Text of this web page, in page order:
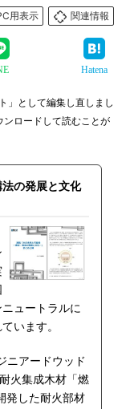
用表示
関連情報
Hatena
」として編集し直しまし
ンロードして読むことが
の発展と文化
ュートラルに
います。
ニアードウッド
火集成木材「燃
発した耐火部材